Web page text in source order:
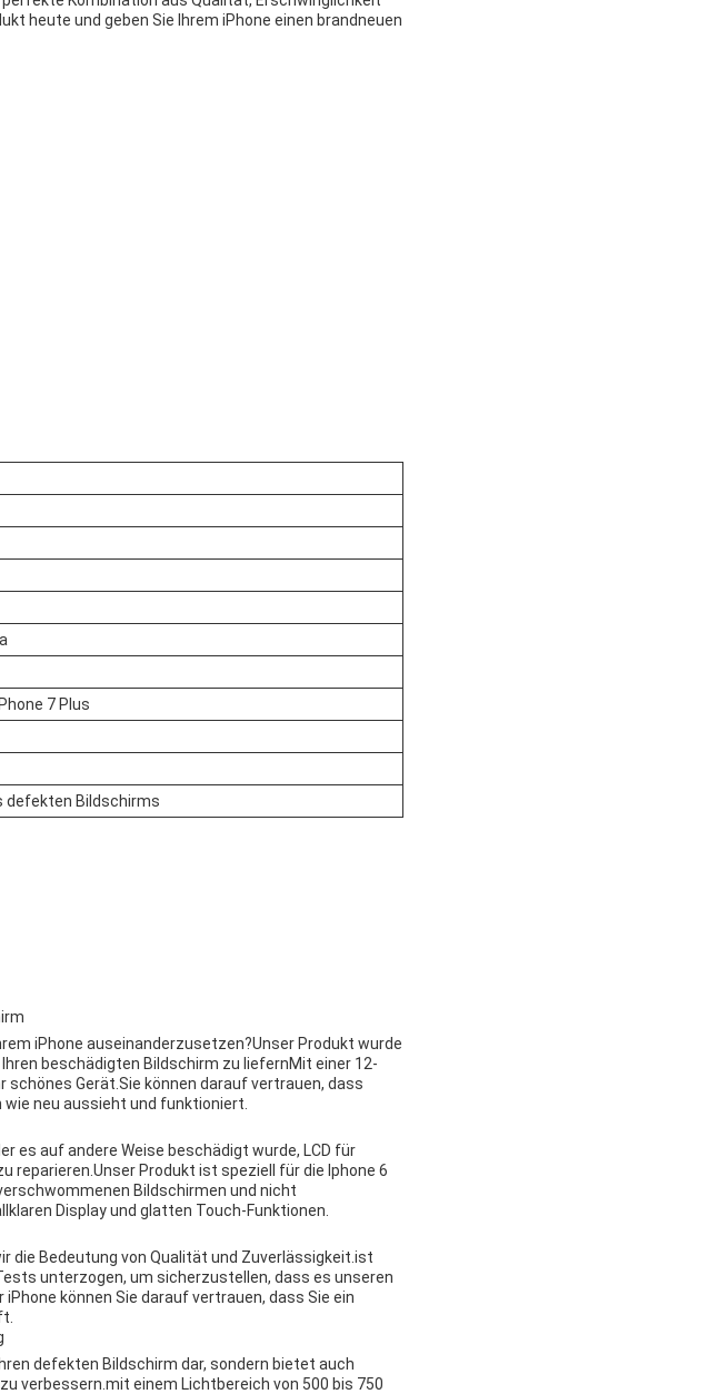
heute und geben Sie Ihrem iPhone einen brandneuen
7 Plus
defekten Bildschirms
iPhone auseinanderzusetzen?Unser Produkt wurde
beschädigten Bildschirm zu liefernMit einer 12-
Gerät.Sie können darauf vertrauen, dass
neu aussieht und funktioniert.
es auf andere Weise beschädigt wurde, LCD für
reparieren.Unser Produkt ist speziell für die Iphone 6
Bildschirmen und nicht
Display und glatten Touch-Funktionen.
die Bedeutung von Qualität und Zuverlässigkeit.ist
unterzogen, um sicherzustellen, dass es unseren
können Sie darauf vertrauen, dass Sie ein
defekten Bildschirm dar, sondern bietet auch
verbessern.mit einem Lichtbereich von 500 bis 750